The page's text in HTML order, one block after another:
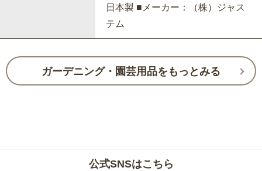
日本製 ■メーカー：（株）ジャス
テム
ガーデニング・園芸用品をもっとみる
公式SNSはこちら